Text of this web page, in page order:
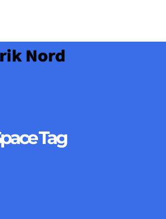
Tag